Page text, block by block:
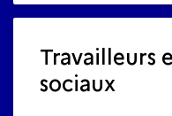
Travailleurs
sociaux